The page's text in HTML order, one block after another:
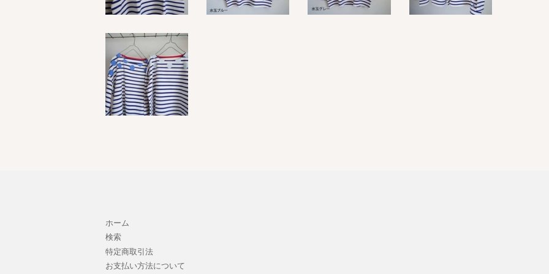
ホーム
検索
特定商取引法
お支払い方法について